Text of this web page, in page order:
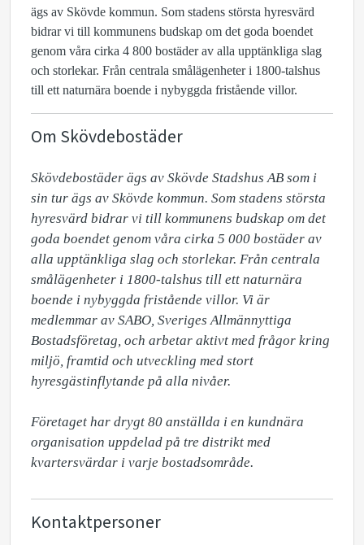
ägs av Skövde kommun. Som stadens största hyresvärd
bidrar vi till kommunens budskap om det goda boendet
genom våra cirka 4 800 bostäder av alla upptänkliga slag
och storlekar. Från centrala smålägenheter i 1800-talshus
till ett naturnära boende i nybyggda fristående villor.
Om Skövdebostäder
Skövdebostäder ägs av Skövde Stadshus AB som i
sin tur ägs av Skövde kommun. Som stadens största
hyresvärd bidrar vi till kommunens budskap om det
goda boendet genom våra cirka 5 000 bostäder av
alla upptänkliga slag och storlekar. Från centrala
smålägenheter i 1800-talshus till ett naturnära
boende i nybyggda fristående villor. Vi är
medlemmar av SABO, Sveriges Allmännyttiga
Bostadsföretag, och arbetar aktivt med frågor kring
miljö, framtid och utveckling med stort
hyresgästinflytande på alla nivåer.
Företaget har drygt 80 anställda i en kundnära
organisation uppdelad på tre distrikt med
kvartersvärdar i varje bostadsområde.
Kontaktpersoner